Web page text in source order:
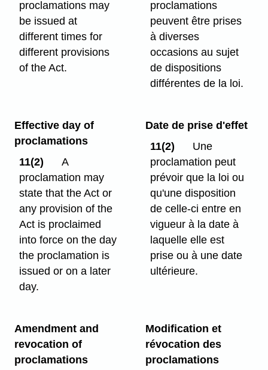
proclamations may
be issued at
different times for
different provisions
of the Act.
proclamations
peuvent être prises
à diverses
occasions au sujet
de dispositions
différentes de la loi.
Effective day of
proclamations
11(2)
A
proclamation may
state that the Act or
any provision of the
Act is proclaimed
into force on the day
the proclamation is
issued or on a later
day.
Date de prise d'effet
11(2)
Une
proclamation peut
prévoir que la loi ou
qu'une disposition
de celle-ci entre en
vigueur à la date à
laquelle elle est
prise ou à une date
ultérieure.
Amendment and
revocation of
proclamations
Modification et
révocation des
proclamations